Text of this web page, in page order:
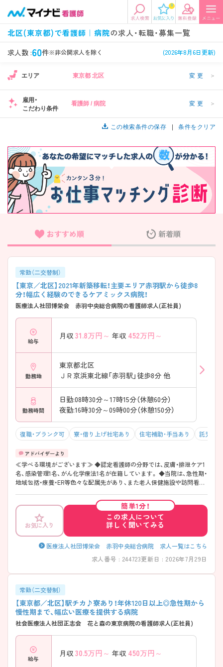
0
北区(東京都)で看護師｜病院の求人・転職・募集一覧
求人数 :60件※非公開求人を除く (2026年8月6日更新)
エリアから探す
エリアから探す 駅・路線から探す
関東
東海 関西
北海道・東北 中国・四国
九州・沖縄
希望の求人条件を選択
条件項目の選択に戻る
看護師、准看護師など 常勤、夜勤なし可など
施設形態 1 担当業務
病棟、外来など
診察科目
美容外科、
循環器内科など
こだわり条件
未経験歓迎、
年収
年収500万円以上など
雇用形態
正社員、契約社員など
フリーワード検索
エリア 東京都 北区 変更 ＞
雇用・
こだわり条件
看護師 / 病院 変更 ＞
この検索条件の保存 条件をクリア
おすすめ順 新着順
常勤（二交替制）
【東京／北区】2021年新築移転！主要エリア赤羽駅から徒歩8
分！幅広く経験のできるケアミックス病院！
医療法人社団博栄会 赤羽中央総合病院の看護師求人(正社員)
給与
月収 31.8万円～ 年収 452万円～
勤務地
東京都北区
ＪＲ京浜東北線「赤羽駅」徒歩8分 他
勤務時間
日勤:08時30分～17時15分（休憩60分）
夜勤:16時30分～09時00分（休憩150分）
復職・ブランク可 寮・借り上げ社宅あり 住宅補助・手当あり 託児所
≪学べる環境がございます≫ ◆認定看護師の分野では、皮膚・排泄ケア1
名、感染管理1名、がん化学療法1名が在籍しています。 ◆当院は、急性期・
地域包括・療養・ER等色々な配属先があり、また老人保健施設や訪問看護
す。 ◆整形外科においては、人工関節置換術においては年間200例以上
あります。
お気に入り
簡単1分！
この求人について
詳しく聞いてみる
医療法人社団博栄会 赤羽中央総合病院 求人一覧はこちら
求人番号 : 244723更新日 : 2026年7月29日
常勤（二交替制）
【東京都／北区】駅チカ♪寮あり！年休120日以上◎急性期から
慢性期まで、幅広い医療を提供する病院
社会医療法人社団正志会 花と森の東京病院の看護師求人(正社員)
給与
月収 30.5万円～ 年収 450万円～